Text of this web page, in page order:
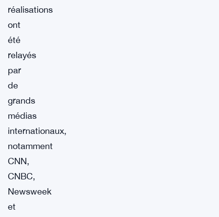
réalisations
ont
été
relayés
par
de
grands
médias
internationaux,
notamment
CNN,
CNBC,
Newsweek
et